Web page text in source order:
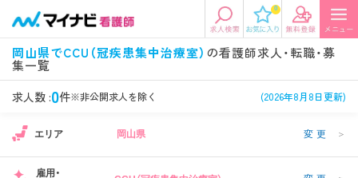
0
岡山県でCCU（冠疾患集中治療室） の看護師求人・転職・募
集一覧
求人数 :0件※非公開求人を除く (2026年8月8日更新)
エリアから探す
関東
希望の求人条件を選択
資格エリア 岡山県 変更 ＞
雇用・